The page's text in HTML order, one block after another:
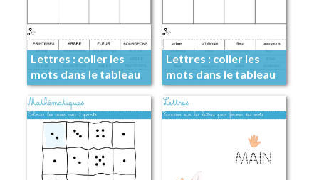
Lettres : coller les
mots dans le tableau
Lettres : coller les
mots dans le tableau